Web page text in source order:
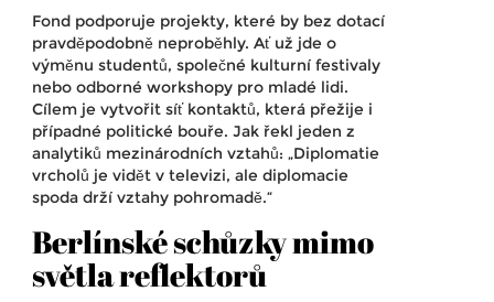
Fond podporuje projekty, které by bez dotací
pravděpodobně neproběhly. Ať už jde o
výměnu studentů, společné kulturní festivaly
nebo odborné workshopy pro mladé lidi.
Cílem je vytvořit síť kontaktů, která přežije i
případné politické bouře. Jak řekl jeden z
analytiků mezinárodních vztahů: „Diplomatie
vrcholů je vidět v televizi, ale diplomacie
spoda drží vztahy pohromadě.“
Berlínské schůzky mimo
světla reflektorů